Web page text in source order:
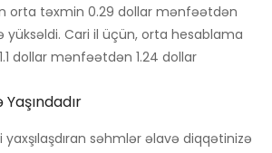
orta təxmin 0.29 dollar mənfəətdən
Cari il üçün, orta hesablama
dollar mənfəətdən 1.24 dollar
Yaşındadır
səhmlər əlavə diqqətinizə